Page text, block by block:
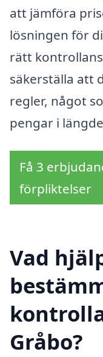
att jämföra
lösningen för
rätt
säkerställa att
regler, något
pengar i
Få 3
förpliktelser
Vad
Gråbo?